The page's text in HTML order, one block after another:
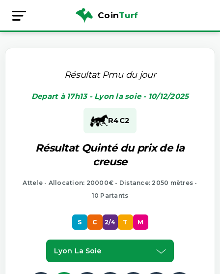
CoinTurf
Résultat Pmu du jour
Depart à 17h13 - Lyon la soie - 10/12/2025
R4C2
Résultat Quinté du prix de la
creuse
Attele - Allocation: 20000€ - Distance: 2050 mètres -
10 Partants
S C 2/4 T M
Lyon La Soie